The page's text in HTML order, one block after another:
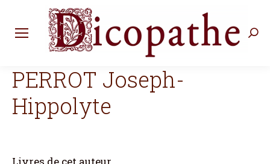
PERROT Joseph-
Hippolyte
Livres de cet auteur